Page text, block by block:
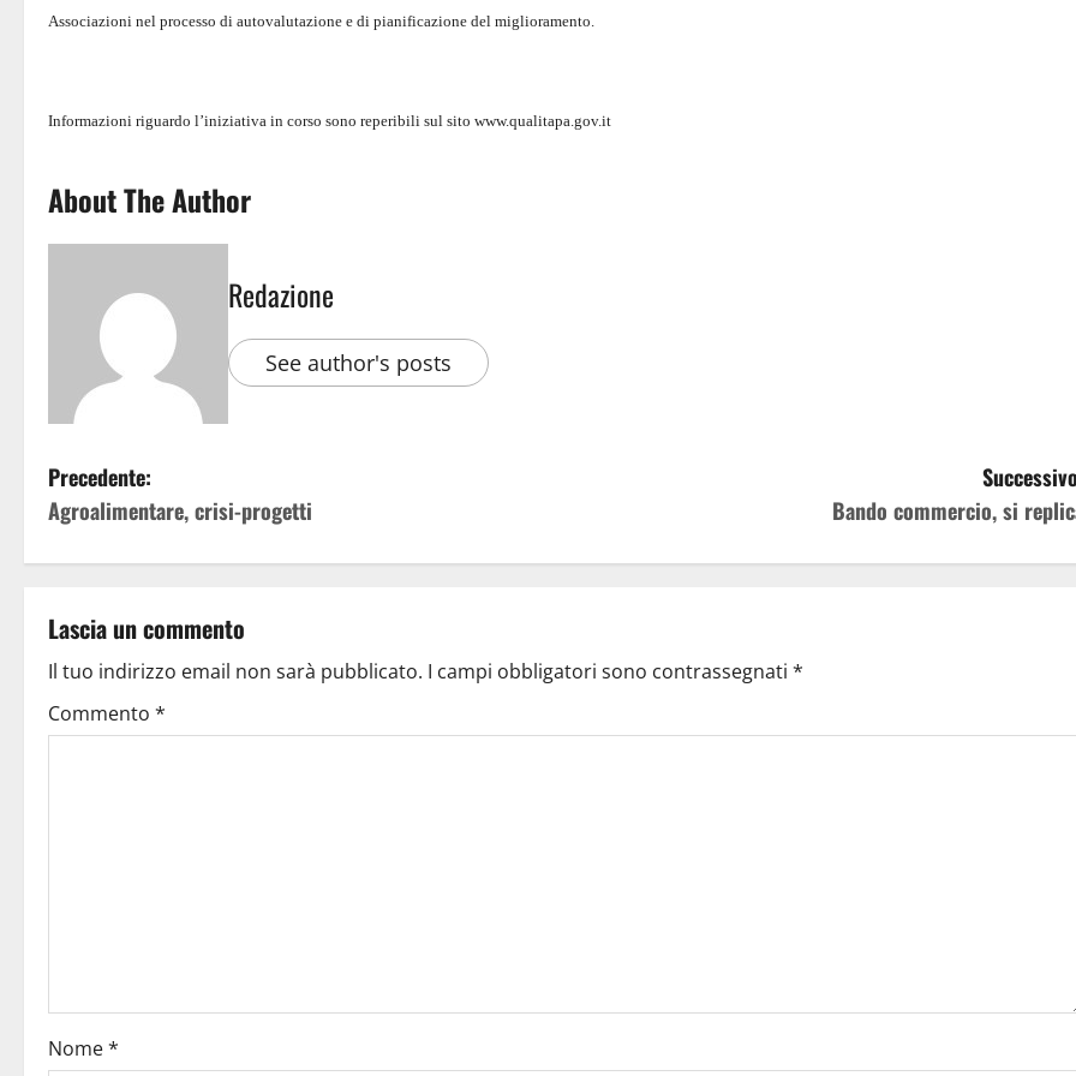
Associazioni nel processo di autovalutazione e di pianificazione del miglioramento.
Informazioni riguardo l’iniziativa in corso sono reperibili sul sito www.qualitapa.gov.it
About The Author
Redazione
See author's posts
Precedente:
Agroalimentare, crisi-progetti
Bando commercio, si
Lascia un commento
Il tuo indirizzo email non sarà pubblicato. I campi obbligatori sono contrassegnati *
Commento *
Nome*